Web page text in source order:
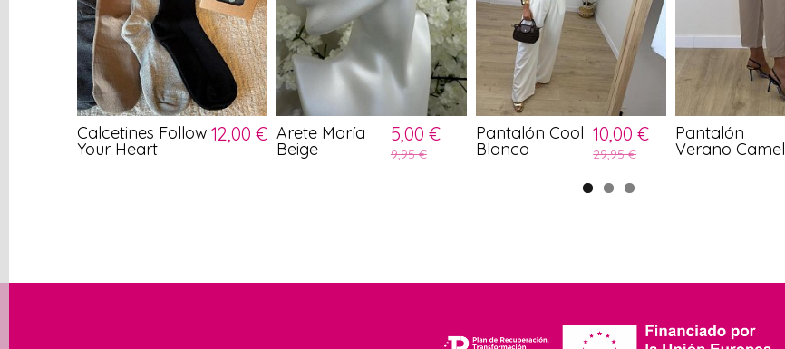
Calcetines Follow
Your Heart
12,00 € Arete María
Beige
5,00 €
9,95 €
Pantalón Cool
Blanco
10,00 €
29,95 €
Pantalón
Verano Camel